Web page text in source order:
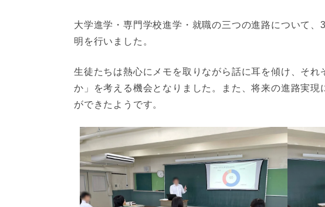
大学進学・専門学校進学・就職の三つの進路について
明を行いました。
生徒たちは熱心にメモを取りながら話に耳を傾け、それ
か」を考える機会となりました。また、将来の進路実現
ができたようです。